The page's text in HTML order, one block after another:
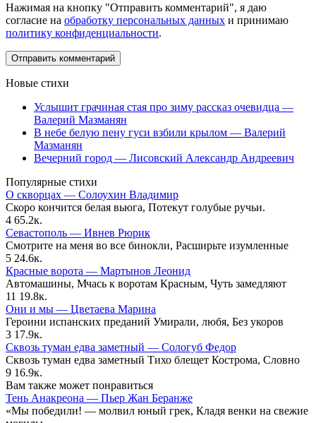
Нажимая на кнопку "Отправить комментарий", я даю
согласие на обработку персональных данных и принимаю
политику конфиденциальности.
Новые стихи
Услышит грачиная стая про зиму рассказ очевидца —
Валерий Мазманян
В небе белую пену гуси взбили крылом — Валерий
Мазманян
Вечерний город — Лисовский Александр Андреевич
Популярные стихи
О скворцах — Солоухин Владимир
Скоро кончится белая вьюга, Потекут голубые ручьи.
4 65.2к.
Севастополь — Ивнев Рюрик
Смотрите на меня во все бинокли, Расширьте изумленные
5 24.6к.
Красные ворота — Мартынов Леонид
Автомашины, Мчась к воротам Красным, Чуть замедляют
11 19.8к.
Они и мы — Цветаева Марина
Героини испанских преданий Умирали, любя, Без укоров
3 17.9к.
Сквозь туман едва заметный — Сологуб Федор
Сквозь туман едва заметный Тихо блещет Кострома, Словно
9 16.9к.
Вам также может понравиться
Тень Анакреона — Пьер Жан Беранже
«Мы победили! — молвил юный грек, Кладя венки на свежие